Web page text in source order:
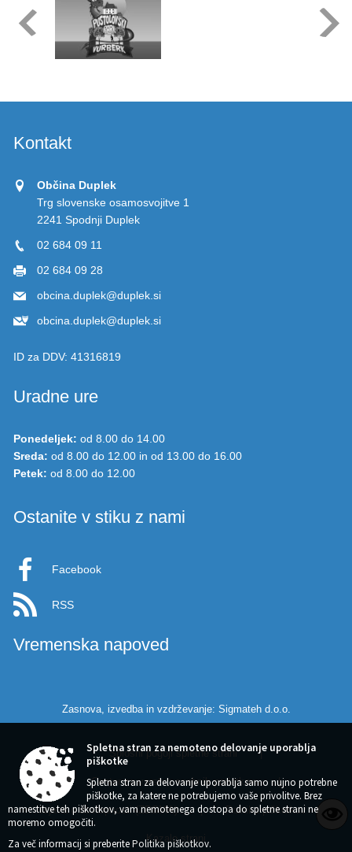
Kontakt
Občina Duplek
Trg slovenske osamosvojitve 1
2241 Spodnji Duplek
02 684 09 11
02 684 09 28
obcina.duplek@duplek.si
obcina.duplek@duplek.si
ID za DDV: 41316819
Uradne ure
Ponedeljek: od 8.00 do 14.00
Sreda: od 8.00 do 12.00 in od 13.00 do 16.00
Petek: od 8.00 do 12.00
Ostanite v stiku z nami
Facebook
RSS
Vremenska napoved
Zasnova, izvedba in vzdrževanje: Sigmateh d.o.o.
Splošni pogoji spletne strani |
Center za varstvo osebnih podatkov |
Izjava o dostopnosti (ZDSMA) | Politika piškotkov
Kazalo strani
Spletna stran za nemoteno delovanje uporablja
piškotke
Spletna stran za delovanje uporablja samo nujno potrebne
piškotke, za katere ne potrebujemo vaše privolitve. Brez
namestitve teh piškotkov, vam nemotenega dostopa do spletne strani ne
moremo omogočiti.
Za več informacij si preberitePolitika piškotkov.